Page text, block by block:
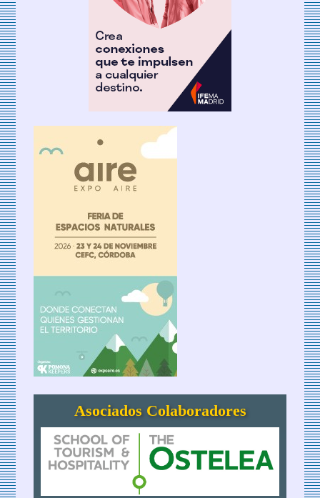
Asociados Colaboradores